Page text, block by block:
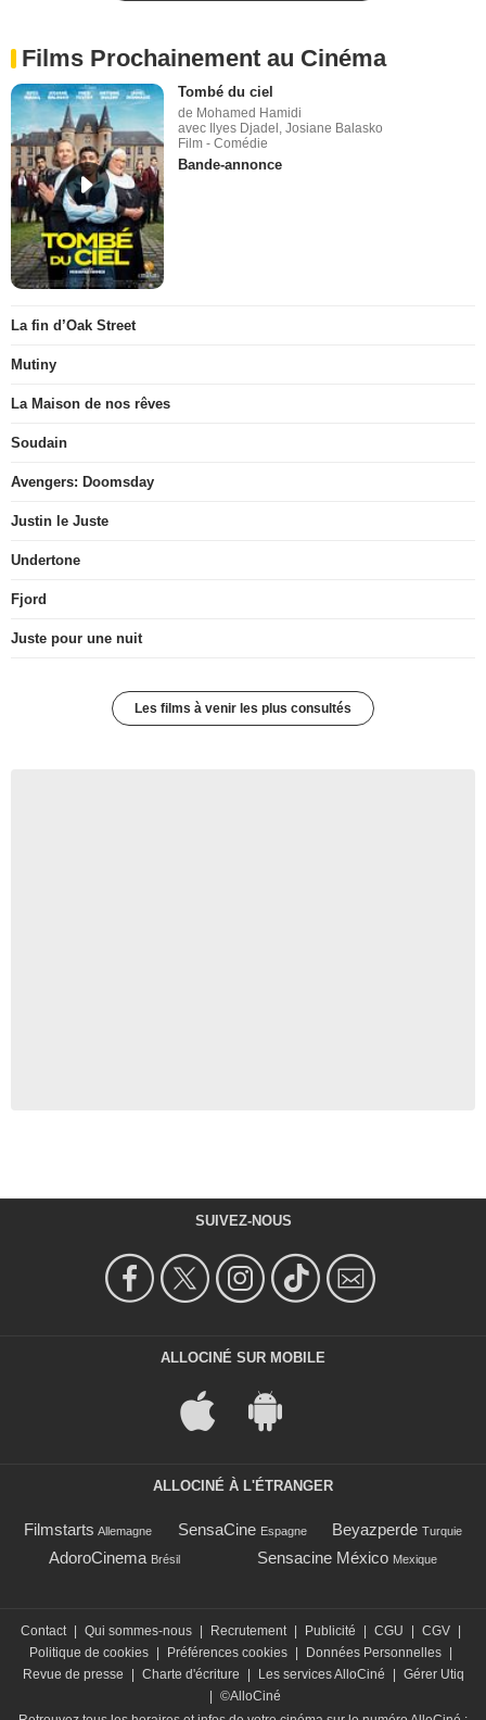
Films Prochainement au Cinéma
Tombé du ciel
de Mohamed Hamidi
avec Ilyes Djadel, Josiane Balasko
Film - Comédie
Bande-annonce
La fin d’Oak Street
Mutiny
La Maison de nos rêves
Soudain
Avengers: Doomsday
Justin le Juste
Undertone
Fjord
Juste pour une nuit
Les films à venir les plus consultés
SUIVEZ-NOUS
ALLOCINÉ SUR MOBILE
ALLOCINÉ À L'ÉTRANGER
Filmstarts Allemagne SensaCine Espagne Beyazperde Turquie
AdoroCinema Brésil Sensacine México Mexique
Contact | Qui sommes-nous | Recrutement | Publicité | CGU | CGV |
Politique de cookies | Préférences cookies | Données Personnelles |
Revue de presse
| Charte d'écriture | Les services AlloCiné | Gérer Utiq
| ©AlloCiné